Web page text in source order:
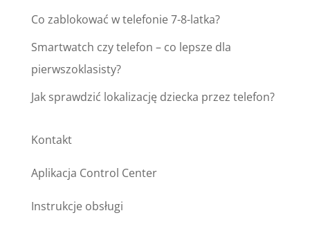
Co zablokować w telefonie 7-8-latka?
Smartwatch czy telefon – co lepsze dla
pierwszoklasisty?
Jak sprawdzić lokalizację dziecka przez telefon?
Kontakt
Aplikacja Control Center
Instrukcje obsługi